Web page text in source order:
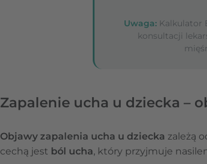
Uwaga:Kalkulator
konsultacji
Zapalenie ucha u dziecka –
Objawy zapalenia ucha u dziecka zależą
cechą jest ból ucha, który przyjmuje